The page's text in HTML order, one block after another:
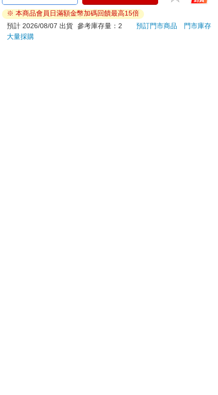
若非上列種類商品，均享有到貨7天的猶豫期（含例假
日）。
辦理退換貨時，商品（組合商品恕無法接受單獨退貨）必須
※ 本商品會員日滿額金幣加碼回饋最高15倍
預計 2026/08/07 出貨 參考庫存量：2 預訂門市商品
門市庫存
大量採購